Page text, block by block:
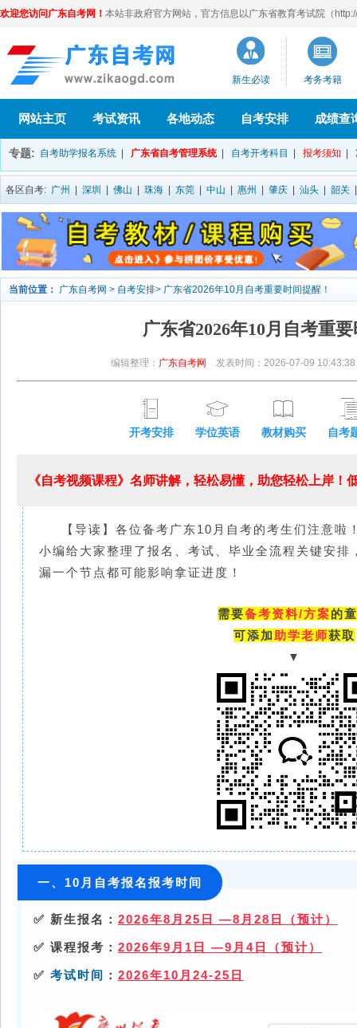
欢迎您访问广东自考网！ 本站非政府官方网站，官方信息以广东省教育考试院（
新生必读 考务考籍
网站主页 考试资讯 各地动态 自考安排 成绩查
专题: 自考助学报名系统 广东省自考管理系统 自考开考科目 报考须知
各区自考: 广州 深圳 佛山 珠海 东莞 中山 惠州 肇庆 汕头 韶关
当前位置： 广东自考网 > 自考安排> 广东省2026年10月自考重要时间提醒！
广东省2026年10月自考重
编辑整理： 广东自考网 发表时间：2026-07-09 10:43:38
开考安排 学位英语 教材购买 自考
《自考视频课程》名师讲解，轻松易懂，助您轻松上岸！
【导读】各位备考广东10月自考的考生们注意啦
小编给大家整理了报名、考试、毕业全流程关键安
漏一个节点都可能影响拿证进度！
需要备考资料/方案的
可添加助学老师获取
▼
一、10月自考报名报考时间
✅ 新生报名： 2026年8月25日 —8月28日（预计）
✅ 课程报考： 2026年9月1日 —9月4日 （预计）
✅ 考试时间 ： 2026年10月24-25日